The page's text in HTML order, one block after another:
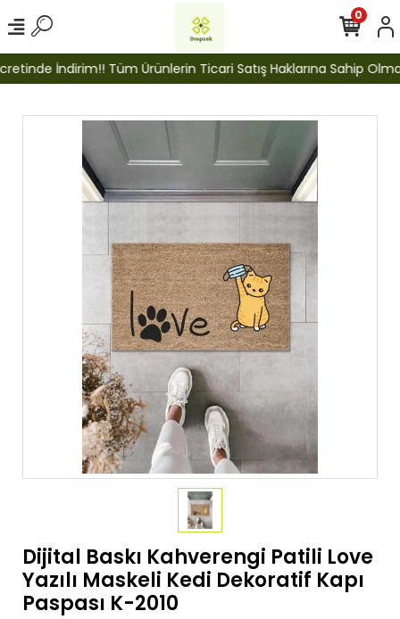
İndirim!! Tüm Ürünlerin Ticari Satış Haklarına Sahip
0
Dijital Baskı Kahverengi Patili Love
Yazılı Maskeli Kedi Dekoratif Kapı
Paspası K-2010